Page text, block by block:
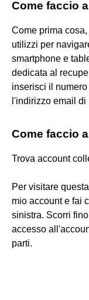
Come faccio
Come prima
utilizzi per
smartphone e
dedicata al
inserisci il
l'indirizzo email di
Come faccio
Trova account
Per visitare
mio account e fai
sinistra. Scorri
accesso
parti.